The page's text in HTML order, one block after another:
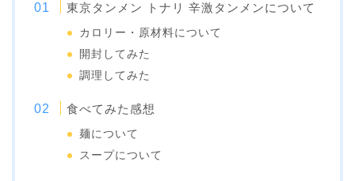
東京タンメン トナリ 辛激タンメンについて
カロリー・原材料について
開封してみた
調理してみた
食べてみた感想
麺について
スープについて